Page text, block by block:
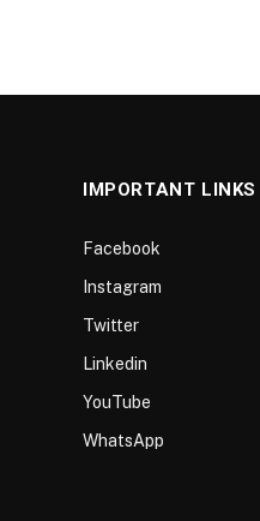
IMPORTANT LINKS
Facebook
Instagram
Twitter
Linkedin
YouTube
WhatsApp